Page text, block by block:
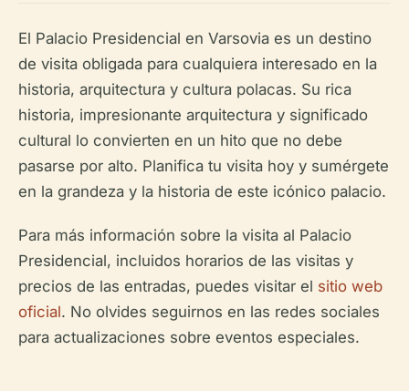
El Palacio Presidencial en Varsovia es un destino
de visita obligada para cualquiera interesado en la
historia, arquitectura y cultura polacas. Su rica
historia, impresionante arquitectura y significado
cultural lo convierten en un hito que no debe
pasarse por alto. Planifica tu visita hoy y sumérgete
en la grandeza y la historia de este icónico palacio.
Para más información sobre la visita al Palacio
Presidencial, incluidos horarios de las visitas y
precios de las entradas, puedes visitar el sitio web
oficial. No olvides seguirnos en las redes sociales
para actualizaciones sobre eventos especiales.